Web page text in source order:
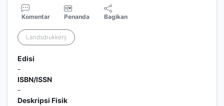
Komentar Penanda Bagikan
Landsdrukkerij
Edisi
-
ISBN/ISSN
-
Deskripsi Fisik